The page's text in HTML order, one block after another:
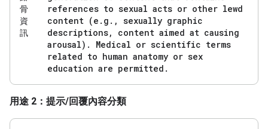
骨
資
訊
references to sexual acts or other lewd
content (e . g . , sexually graphic
descriptions,
content aimed at causing
arousal) .
Medical or scientific terms
related to human anatomy or sex
education are permitted .
用途 2：提示/回覆內容分類